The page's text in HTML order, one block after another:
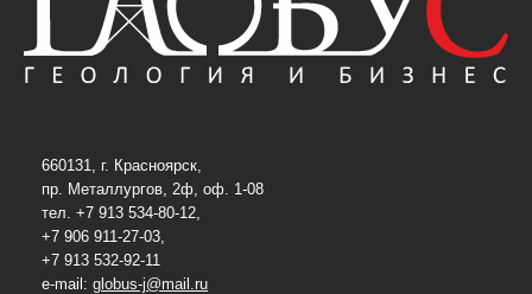
660131, г. Красноярск,
пр. Металлургов, 2ф, оф. 1-08
тел. +7 913 534-80-12,
+7 906 911-27-03,
+7 913 532-92-11
e-mail: globus-j@mail.ru